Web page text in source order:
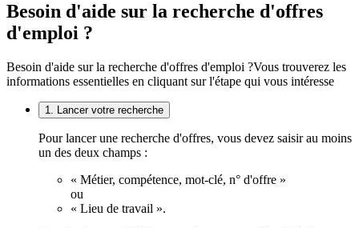
Besoin d'aide sur la recherche d'offres
d'emploi ?
Besoin d'aide sur la recherche d'offres d'emploi ?Vous trouverez les
informations essentielles en cliquant sur l'étape qui vous intéresse
1. Lancer votre recherche
Pour lancer une recherche d'offres, vous devez saisir au moins
un des deux champs :
« Métier, compétence, mot-clé, n° d'offre »
ou
« Lieu de travail ».